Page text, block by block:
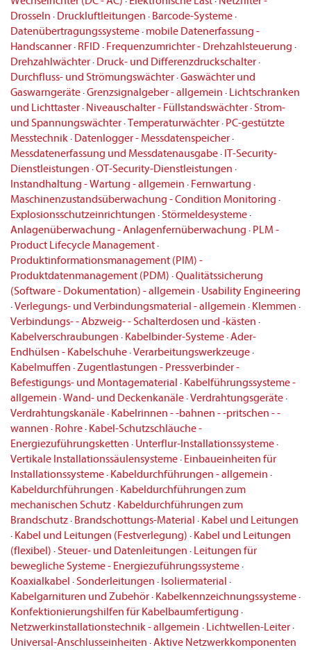
Drosseln · Druckluftleitungen · Barcode-Systeme·
Datenübertragungssysteme· mobile Datenerfassung -
Handscanner· RFID · Frequenzumrichter - Drehzahlsteuerung ·
Drehzahlwächter· Druck- und Differenzdruckschalter·
Durchfluss- und Strömungswächter·Gaswächter und
Gaswarngeräte·Grenzsignalgeber - allgemein · Lichtschranken
und Lichttaster· Niveauschalter - Füllstandswächter· Strom-
und Spannungswächter·Temperaturwächter· PC-gestützte
Messtechnik · Datenlogger - Messdatenspeicher·
Messdatenerfassung und Messdatenausgabe· IT-Security-
Dienstleistungen ·OT-Security-Dienstleistungen ·
Instandhaltung - Wartung - allgemein · Fernwartung ·
Maschinenzustandsüberwachung - Condition Monitoring ·
Explosionsschutzeinrichtungen · Störmeldesysteme·
Anlagenüberwachung - Anlagenfernüberwachung · PLM -
Product Lifecycle Management·
Produktinformationsmanagement (PIM) -
Produktdatenmanagement (PDM) ·Qualitätssicherung
(Software - Dokumentation) - allgemein · Usability Engineering
·Verlegungs- und Verbindungsmaterial - allgemein · Klemmen ·
Verbindungs- - Abzweig- - Schalterdosen und -kästen ·
Kabelverschraubungen · Kabelbinder-Systeme·Ader-
Endhülsen - Kabelschuhe·Verarbeitungswerkzeuge·
Kabelmuffen · Zugentlastungen - Pressverbinder -
Befestigungs- und Montagematerial · Kabelführungssysteme -
allgemein ·Wand- und Deckenkanäle·Verdrahtungsgeräte·
Verdrahtungskanäle· Kabelrinnen - -bahnen - -pritschen - -
wannen · Rohre· Kabel-Schutzschläuche -
Energiezuführungsketten · Unterflur-Installationssysteme·
Vertikale Installationssäulensysteme· Einbaueinheiten für
Installationssysteme· Kabeldurchführungen - allgemein ·
Kabeldurchführungen · Kabeldurchführungen zum
mechanischen Schutz· Kabeldurchführungen zum
Brandschutz· Brandschottungs-Material · Kabel und Leitungen
· Kabel und Leitungen (Festverlegung) · Kabel und Leitungen
(flexibel) · Steuer- und Datenleitungen · Leitungen für
bewegliche Systeme - Energiezuführungssysteme·
Koaxialkabel · Sonderleitungen · Isoliermaterial ·
Kabelgarnituren und Zubehör· Kabelkennzeichnungssysteme·
Konfektionierungshilfen für Kabelbaumfertigung ·
Netzwerkinstallationstechnik - allgemein · Lichtwellen-Leiter·
Universal-Anschlusseinheiten ·Aktive Netzwerkkomponenten